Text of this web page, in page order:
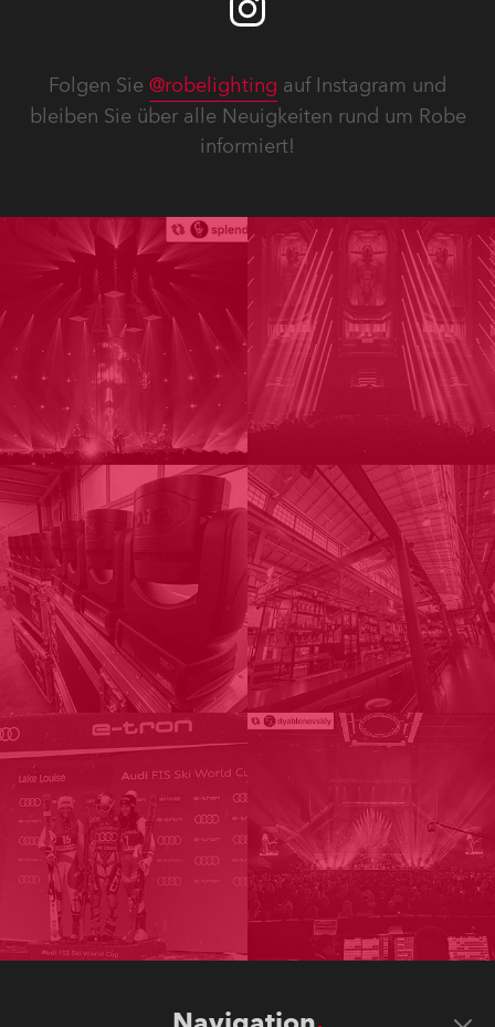
Folgen Sie @robelighting auf Instagram und
bleiben Sie über alle Neuigkeiten rund um Robe
informiert!